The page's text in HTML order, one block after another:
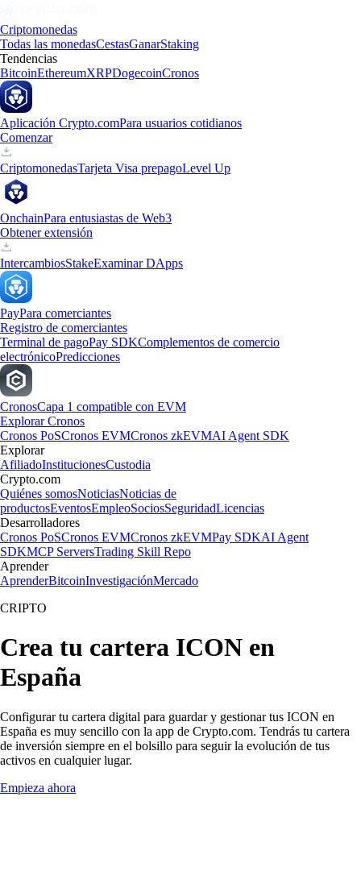
Criptomonedas
Todas las monedasCestasGanarStaking
Tendencias
BitcoinEthereumXRPDogecoinCronos
Aplicación Crypto.comPara usuarios cotidianos
Comenzar
CriptomonedasTarjeta Visa prepagoLevel Up
OnchainPara entusiastas de Web3
Obtener extensión
IntercambiosStakeExaminar DApps
PayPara comerciantes
Registro de comerciantes
Terminal de pagoPay SDKComplementos de comercio
electrónicoPredicciones
CronosCapa 1 compatible con EVM
Explorar Cronos
Cronos PoSCronos EVMCronos zkEVMAI Agent SDK
Explorar
AfiliadoInstitucionesCustodia
Crypto.com
Quiénes somosNoticiasNoticias de
productosEventosEmpleoSociosSeguridadLicencias
Desarrolladores
Cronos PoSCronos EVMCronos zkEVMPay SDKAI Agent
SDKMCP ServersTrading Skill Repo
Aprender
AprenderBitcoinInvestigaciónMercado
CRIPTO
Crea tu cartera ICON en
España
Configurar tu cartera digital para guardar y gestionar tus ICON en
España es muy sencillo con la app de Crypto.com. Tendrás tu cartera
de inversión siempre en el bolsillo para seguir la evolución de tus
activos en cualquier lugar.
Empieza ahora